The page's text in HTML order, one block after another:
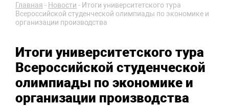
Главная - Новости - Итоги университетского тура
Всероссийской студенческой олимпиады по экономике и
организации производства
Итоги университетского тура
Всероссийской студенческой
олимпиады по экономике и
организации производства